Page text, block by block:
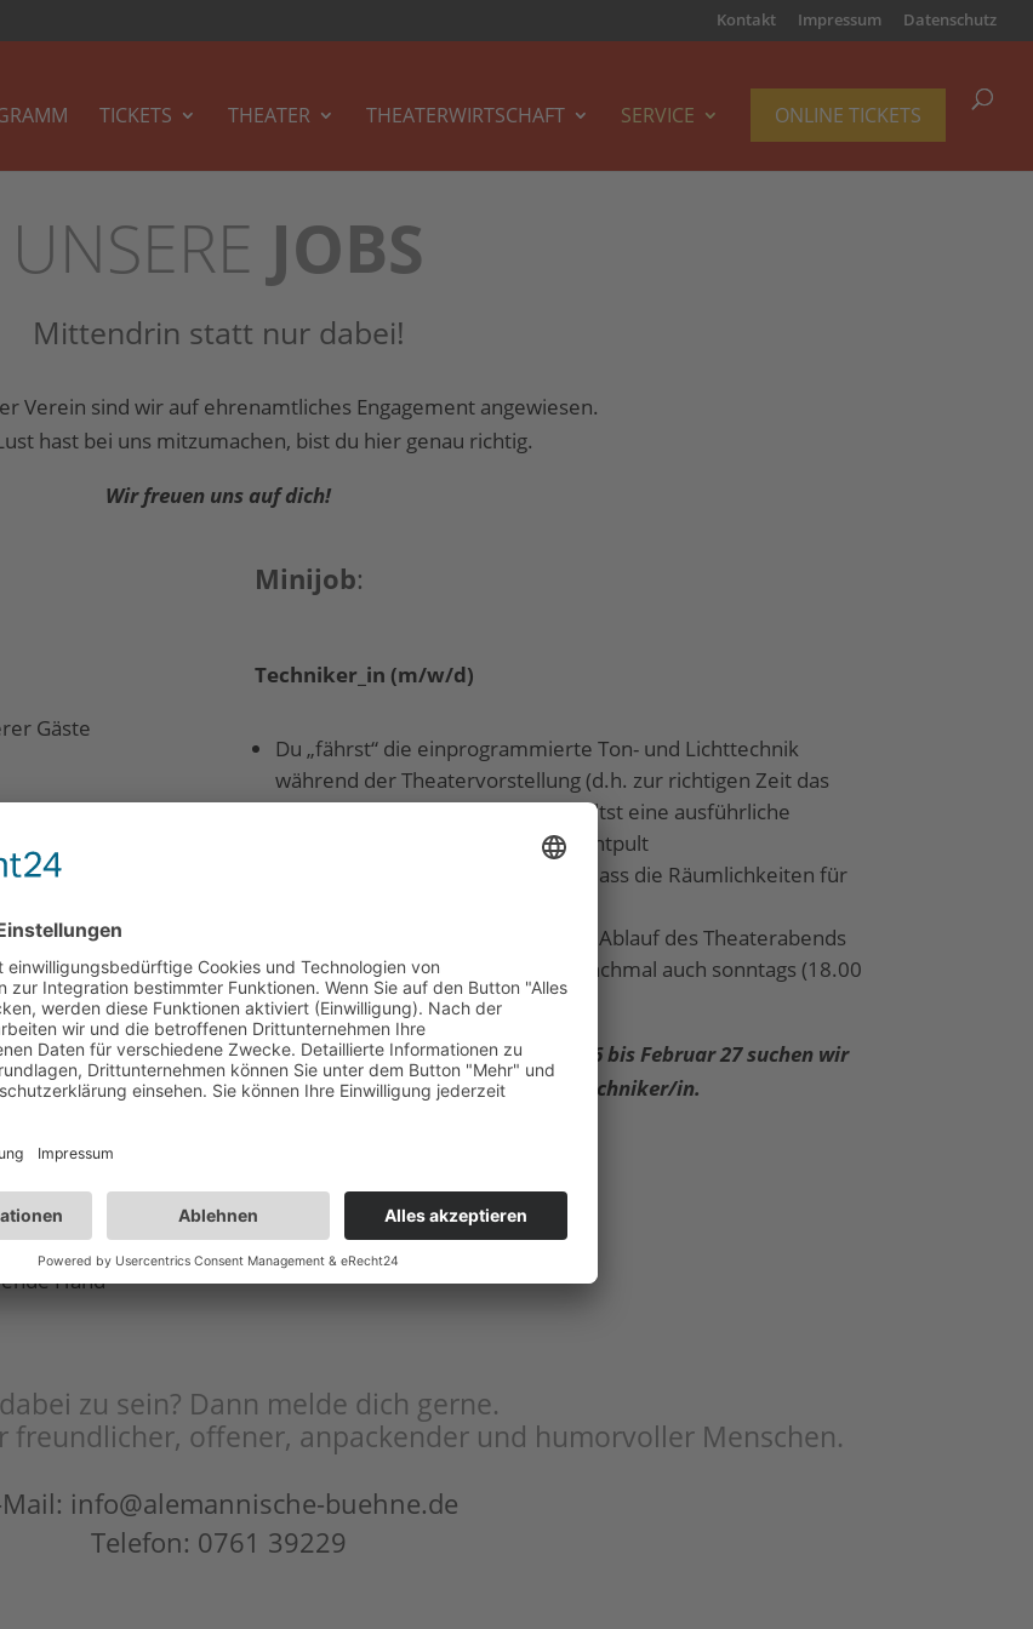
Kontakt Impressum Datenschutz
TICKETS THEATER THEATERWIRTSCHAFT SERVICE ONLINE TICKETS
UNSERE JOBS
Mittendrin statt nur dabei!
Verein sind wir auf ehrenamtliches Engagement angewiesen.
hast bei uns mitzumachen, bist du hier genau richtig.
Wir freuen uns auf dich!
Gäste
du erhältst
pro Monat
Hand
Minijob:
Techniker_in (m/w/d)
Du „fährst“ die einprogrammierte Ton- und Lichttechnik
während der Theatervorstellung (d.h. zur richtigen Zeit das
richtige Knöpfle drücken), du erhältst eine ausführliche
Einarbeitung in unser Ton- und Lichtpult
Du stellst vor Saalöffnung sicher, dass die Räumlichkeiten für
Du sorgst für einen reibungslosen Ablauf des Theaterabends
Einsatztage: Freitag, Samstag, manchmal auch sonntags (18.00
Uhr bis max. 23.30 Uhr)
Für die Spielzeit von September 26 bis Februar 27 suchen wir
aktuell keine/n Techniker/in.
zu sein? Dann melde dich gerne.
freundlicher, offener, anpackender und humorvoller Menschen.
Mail: info@alemannische-buehne.de
Telefon: 0761 39229